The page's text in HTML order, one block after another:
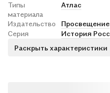
Типы
материала
Атлас
Издательство
Просвещение
Серия
Раскрыть характеристики